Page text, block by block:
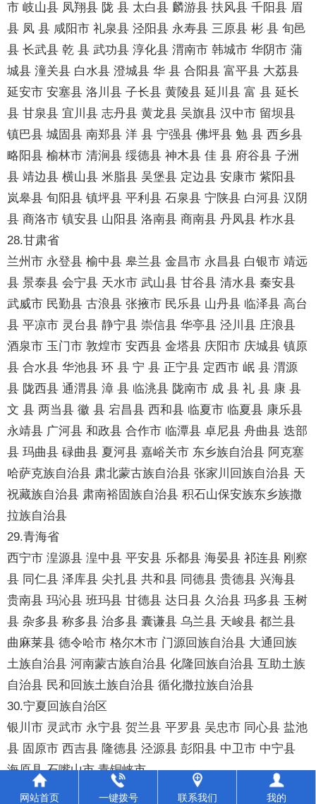
市 岐山县 凤翔县 陇 县 太白县 麟游县 扶风县 千阳县 眉
县 凤 县 咸阳市 礼泉县 泾阳县 永寿县 三原县 彬 县 旬邑
县 长武县 乾 县 武功县 淳化县 渭南市 韩城市 华阴市 蒲
城县 潼关县 白水县 澄城县 华 县 合阳县 富平县 大荔县
延安市 安塞县 洛川县 子长县 黄陵县 延川县 富 县 延长
县 甘泉县 宜川县 志丹县 黄龙县 吴旗县 汉中市 留坝县
镇巴县 城固县 南郑县 洋 县 宁强县 佛坪县 勉 县 西乡县
略阳县 榆林市 清涧县 绥德县 神木县 佳 县 府谷县 子洲
县 靖边县 横山县 米脂县 吴堡县 定边县 安康市 紫阳县
岚皋县 旬阳县 镇坪县 平利县 石泉县 宁陕县 白河县 汉阴
县 商洛市 镇安县 山阳县 洛南县 商南县 丹凤县 柞水县
28.甘肃省
兰州市 永登县 榆中县 皋兰县 金昌市 永昌县 白银市 靖远
县 景泰县 会宁县 天水市 武山县 甘谷县 清水县 秦安县
武威市 民勤县 古浪县 张掖市 民乐县 山丹县 临泽县 高台
县 平凉市 灵台县 静宁县 崇信县 华亭县 泾川县 庄浪县
酒泉市 玉门市 敦煌市 安西县 金塔县 庆阳市 庆城县 镇原
县 合水县 华池县 环 县 宁 县 正宁县 定西市 岷 县 渭源
县 陇西县 通渭县 漳 县 临洮县 陇南市 成 县 礼 县 康 县
文 县 两当县 徽 县 宕昌县 西和县 临夏市 临夏县 康乐县
永靖县 广河县 和政县 合作市 临潭县 卓尼县 舟曲县 迭部
县 玛曲县 碌曲县 夏河县 嘉峪关市 东乡族自治县 阿克塞
哈萨克族自治县 肃北蒙古族自治县 张家川回族自治县 天
祝藏族自治县 肃南裕固族自治县 积石山保安族东乡族撒
拉族自治县
29.青海省
西宁市 湟源县 湟中县 平安县 乐都县 海晏县 祁连县 刚察
县 同仁县 泽库县 尖扎县 共和县 同德县 贵德县 兴海县
贵南县 玛沁县 班玛县 甘德县 达日县 久治县 玛多县 玉树
县 杂多县 称多县 治多县 囊谦县 乌兰县 天峻县 都兰县
曲麻莱县 德令哈市 格尔木市 门源回族自治县 大通回族
土族自治县 河南蒙古族自治县 化隆回族自治县 互助土族
自治县 民和回族土族自治县 循化撒拉族自治县
30.宁夏回族自治区
银川市 灵武市 永宁县 贺兰县 平罗县 吴忠市 同心县 盐池
县 固原市 西吉县 隆德县 泾源县 彭阳县 中卫市 中宁县
海原县 石嘴山市 青铜峡市
31.新疆维吾尔自治区
网站首页 一键拨号 联系我们 我的